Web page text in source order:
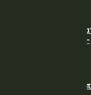
ρυθμίσεις
Λίμνης Πλαστήρα –
για την Προμήθεια